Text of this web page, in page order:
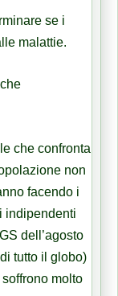
se i
malattie.
che confronta
non
facendo i
indipendenti
dell’agosto
tutto il globo)
molto